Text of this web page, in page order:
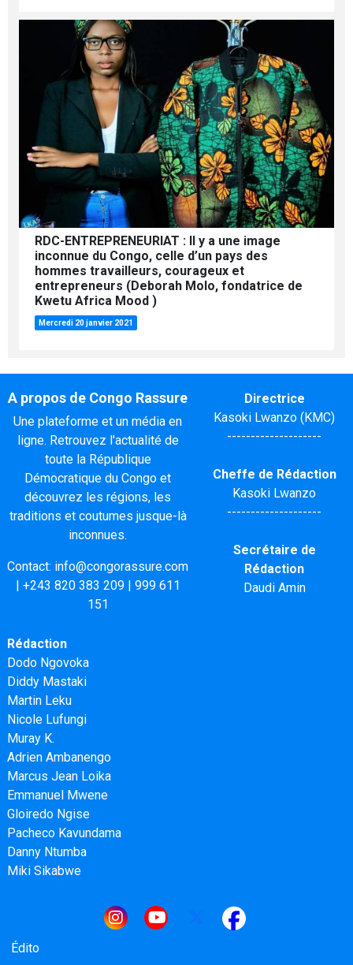
RDC-ENTREPRENEURIAT : Il y a une image
inconnue du Congo, celle d’un pays des
hommes travailleurs, courageux et
entrepreneurs (Deborah Molo, fondatrice de
Kwetu Africa Mood )
Mercredi 20 janvier 2021
A propos de Congo Rassure
Une plateforme et un média en
ligne. Retrouvez l'actualité de
toute la République
Démocratique du Congo et
découvrez les régions, les
traditions et coutumes jusque-là
inconnues.
Contact: info@congorassure.com
+243 820 383 209| 999 611
151
Directrice
Kasoki Lwanzo (KMC)
--------------------
Cheffe de Rédaction
Kasoki Lwanzo
--------------------
Secrétaire de
Rédaction
Daudi Amin
Rédaction
Dodo Ngovoka
Diddy Mastaki
Martin Leku
Nicole Lufungi
Muray K.
Adrien Ambanengo
Marcus Jean Loika
Emmanuel Mwene
Gloiredo Ngise
Pacheco Kavundama
Danny Ntumba
Miki Sikabwe
Navigation principale
Édito